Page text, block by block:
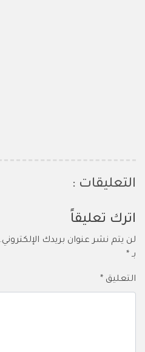
التعليقات :
اترك تعليقاً
لن يتم نشر عنوان بريدك الإلكتروني.
بـ *
التعليق *